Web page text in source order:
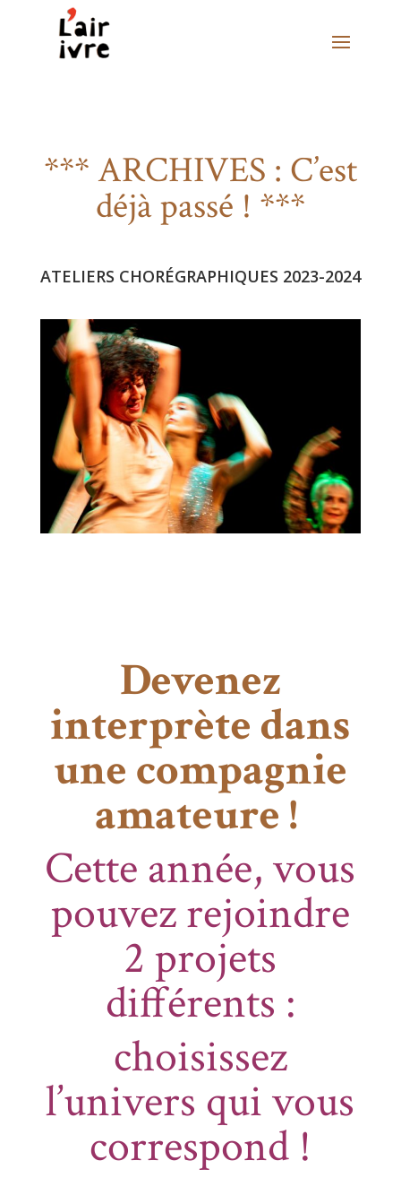
*** ARCHIVES : C’est
déjà passé ! ***
ATELIERS CHORÉGRAPHIQUES 2023-2024
Devenez
interprète dans
une compagnie
amateure !
Cette année, vous
pouvez rejoindre
2 projets
différents :
choisissez
l’univers qui vous
correspond !